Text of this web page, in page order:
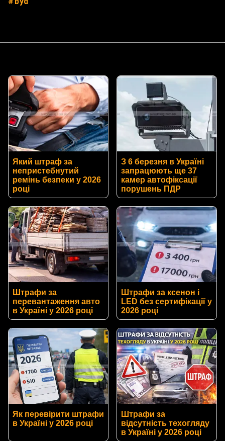
Який штраф за
непристебнутий
ремінь безпеки у 2026
році
З 6 березня в Україні
запрацюють ще 37
камер автофіксації
порушень ПДР
Штрафи за
перевантаження авто
в Україні у 2026 році
Штрафи за ксенон і
LED без сертифікації у
2026 році
Як перевірити штрафи
в Україні у 2026 році
Штрафи за
відсутність техогляду
в Україні у 2026 році